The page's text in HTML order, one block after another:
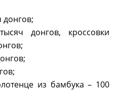
донгов;
донгов, кроссовки
из бамбука – 100